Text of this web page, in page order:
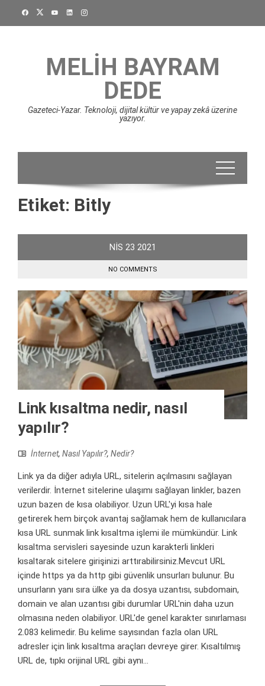
MELIH BAYRAM
DEDE
Gazeteci-Yazar. Teknoloji, dijital kültür ve yapay zekâ üzerine
yazıyor.
Etiket: Bitly
NIS 23 2021
NO COMMENTS
Link kısaltma nedir, nasıl
yapılır?
İnternet, Nasıl Yapılır?, Nedir?
Link ya da diğer adıyla URL, sitelerin açılmasını sağlayan
verilerdir. İnternet sitelerine ulaşımı sağlayan linkler, bazen
uzun bazen de kısa olabiliyor. Uzun URL'yi kısa hale
getirerek hem birçok avantaj sağlamak hem de kullanıcılara
kısa URL sunmak link kısaltma işlemi ile mümkündür. Link
kısaltma servisleri sayesinde uzun karakterli linkleri
kısaltarak sitelere girişinizi arttırabilirsiniz.Mevcut URL
içinde https ya da http gibi güvenlik unsurları bulunur. Bu
unsurların yanı sıra ülke ya da dosya uzantısı, subdomain,
domain ve alan uzantısı gibi durumlar URL'nin daha uzun
olmasına neden olabiliyor. URL'de genel karakter sınırlaması
2.083 kelimedir. Bu kelime sayısından fazla olan URL
adresler için link kısaltma araçları devreye girer. Kısaltılmış
URL de, tıpkı orijinal URL gibi aynı...